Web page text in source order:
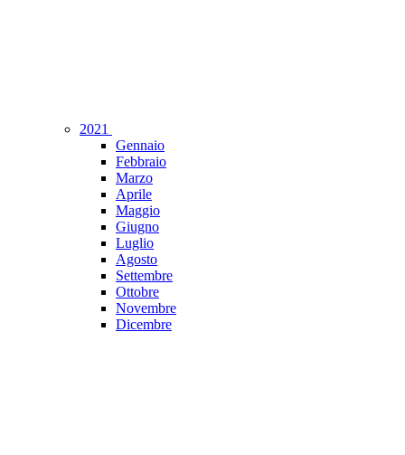
2021
Gennaio
Febbraio
Marzo
Aprile
Maggio
Giugno
Luglio
Agosto
Settembre
Ottobre
Novembre
Dicembre